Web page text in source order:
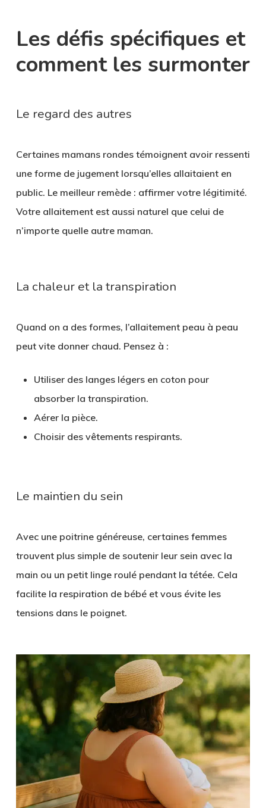
Les défis spécifiques et
comment les surmonter
Le regard des autres
Certaines mamans rondes témoignent avoir ressenti
une forme de jugement lorsqu’elles allaitaient en
public. Le meilleur remède : affirmer votre légitimité.
Votre allaitement est aussi naturel que celui de
n’importe quelle autre maman.
La chaleur et la transpiration
Quand on a des formes, l’allaitement peau à peau
peut vite donner chaud. Pensez à :
Utiliser des langes légers en coton pour
absorber la transpiration.
Aérer la pièce.
Choisir des vêtements respirants.
Le maintien du sein
Avec une poitrine généreuse, certaines femmes
trouvent plus simple de soutenir leur sein avec la
main ou un petit linge roulé pendant la tétée. Cela
facilite la respiration de bébé et vous évite les
tensions dans le poignet.